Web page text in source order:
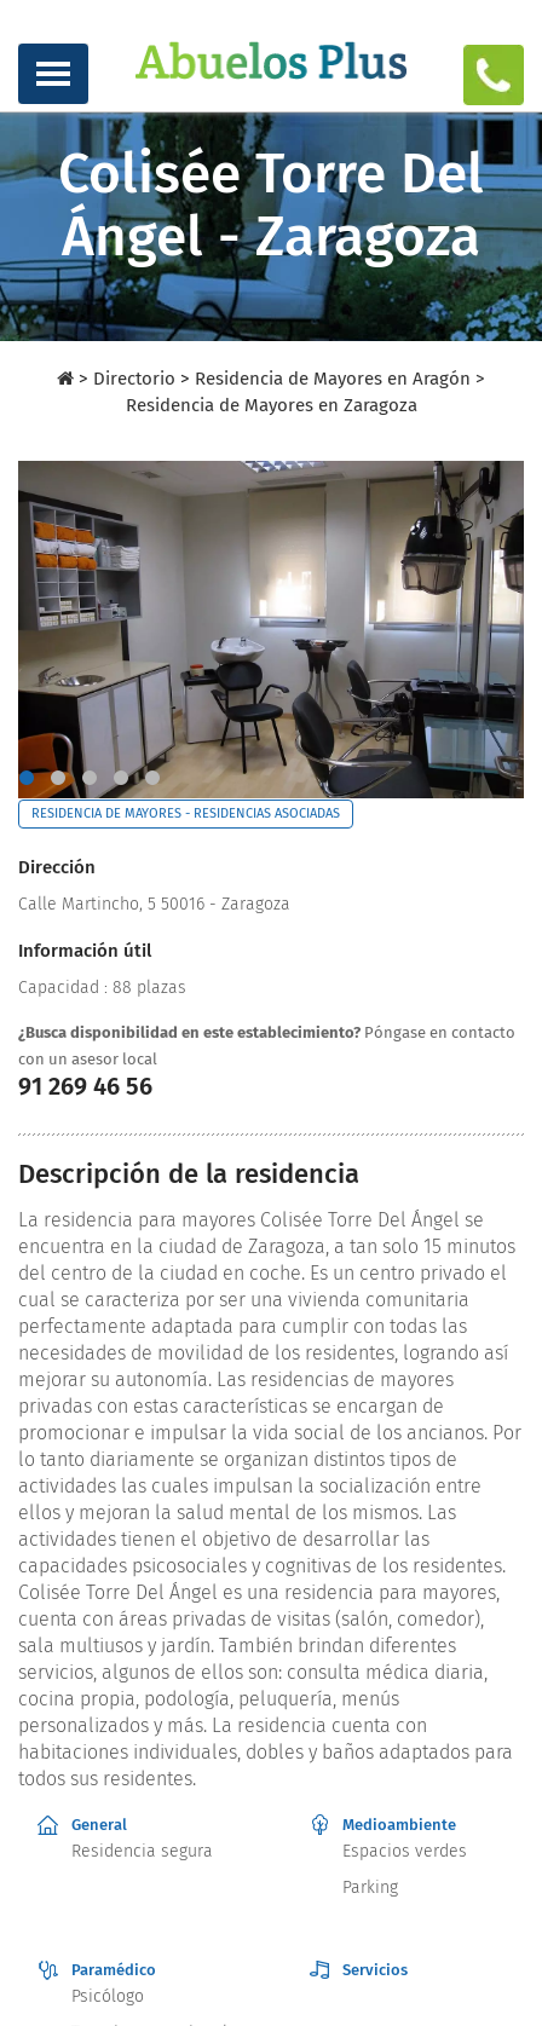
Colisée Torre Del
Ángel - Zaragoza
> Directorio > Residencia de Mayores en Aragón >
Residencia de Mayores en Zaragoza
RESIDENCIA DE MAYORES - RESIDENCIAS ASOCIADAS
Dirección
Calle Martincho, 5 50016 - Zaragoza
Información útil
Capacidad : 88 plazas
¿Busca disponibilidad en este establecimiento? Póngase en contacto
con un asesor local
91 269 46 56
Descripción de la residencia
La residencia para mayores Colisée Torre Del Ángel se
encuentra en la ciudad de Zaragoza, a tan solo 15 minutos
del centro de la ciudad en coche. Es un centro privado el
cual se caracteriza por ser una vivienda comunitaria
perfectamente adaptada para cumplir con todas las
necesidades de movilidad de los residentes, logrando así
mejorar su autonomía. Las residencias de mayores
privadas con estas características se encargan de
promocionar e impulsar la vida social de los ancianos. Por
lo tanto diariamente se organizan distintos tipos de
actividades las cuales impulsan la socialización entre
ellos y mejoran la salud mental de los mismos. Las
actividades tienen el objetivo de desarrollar las
capacidades psicosociales y cognitivas de los residentes.
Colisée Torre Del Ángel es una residencia para mayores,
cuenta con áreas privadas de visitas (salón, comedor),
sala multiusos y jardín. También brindan diferentes
servicios, algunos de ellos son: consulta médica diaria,
cocina propia, podología, peluquería, menús
personalizados y más. La residencia cuenta con
habitaciones individuales, dobles y baños adaptados para
todos sus residentes.
General
Residencia segura
Medioambiente
Espacios verdes
Parking
Paramédico
Psicólogo
Servicios